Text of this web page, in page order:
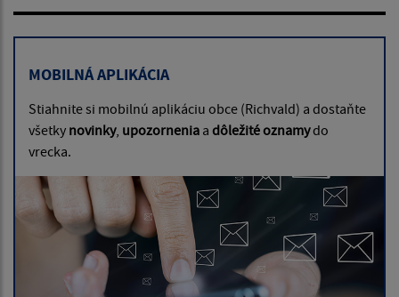
MOBILNÁ APLIKÁCIA
Stiahnite si mobilnú aplikáciu obce (Richvald) a dostaňte
všetky novinky, upozornenia a dôležité oznamydo
vrecka.